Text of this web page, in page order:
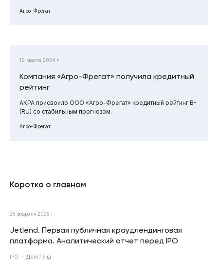
Агро-Фрегат
19 марта 2024 г.
Компания «Агро-Фрегат» получила кредитный
рейтинг
АКРА присвоило ООО «Агро-Фрегат» кредитный рейтинг B-
(RU) со стабильным прогнозом.
Агро-Фрегат
Коротко о главном
25 февраля 2025 г.
Jetlend. Первая публичная краудлендинговая
платформа. Аналитический отчет перед IPO
IPO ДжетЛенд